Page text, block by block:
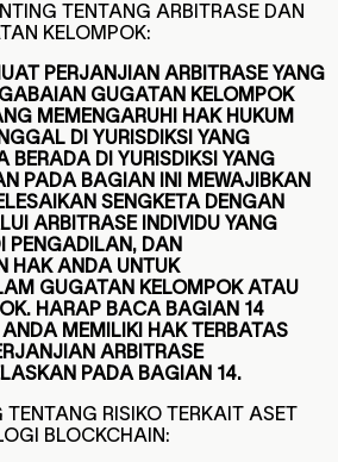
TENTANG ARBITRASE DAN
KELOMPOK:
PERJANJIAN ARBITRASE YANG
GUGATAN KELOMPOK
MEMENGARUHI HAK HUKUM
DI YURISDIKSI YANG
BERADA DI YURISDIKSI YANG
PADA BAGIAN INI MEWAJIBKAN
SENGKETA DENGAN
ARBITRASE INDIVIDU YANG
PENGADILAN, DAN
HAK ANDA UNTUK
GUGATAN KELOMPOK ATAU
HARAP BACA BAGIAN 14
MEMILIKI HAK TERBATAS
ARBITRASE
PADA BAGIAN 14.
TENTANG RISIKO TERKAIT ASET
BLOCKCHAIN: